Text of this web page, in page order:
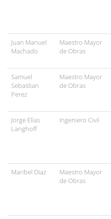
Juan Manuel
Machado
Maestro Mayor
de Obras
Samuel
Sebastian
Perez
Maestro Mayor
de Obras
Jorge Elías
Langhoff
Ingeniero Civil
Maribel Diaz
Maestro Mayor
de Obras